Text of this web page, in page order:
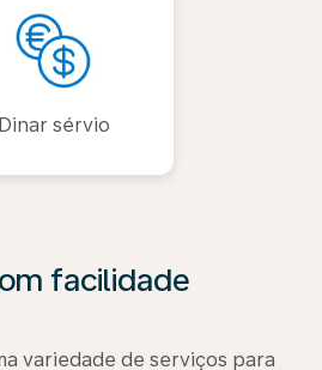
Dinar sérvio
facilidade
variedade de serviços para